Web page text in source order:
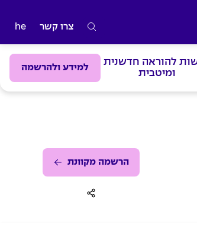
ל
ד
ם
ל
צרו קשר he
להוראה חדשנית
ומיטבית
למידע ולהרשמה
הרשמה מקוונת